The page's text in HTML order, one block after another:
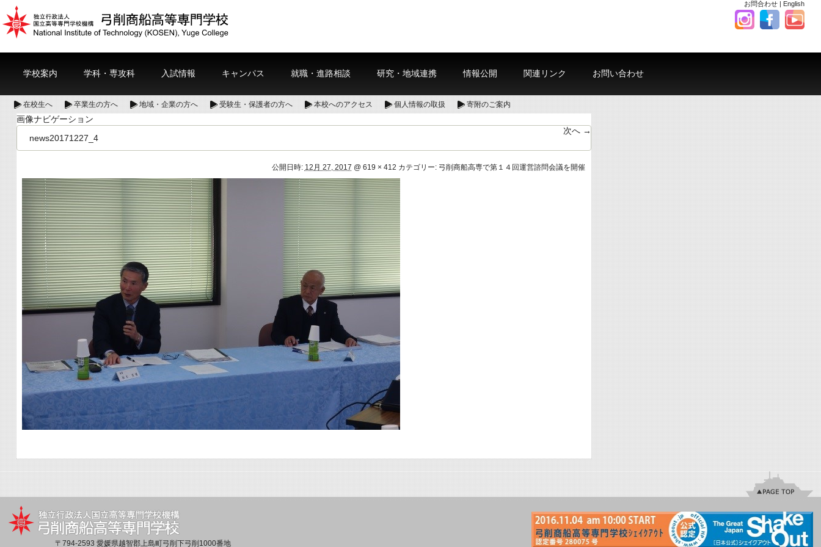
お問合わせ | English
学校案内 学科・専攻科 入試情報 キャンパス 就職・進路相談 研究・地域連携 情報公開 関連リンク お問い合わせ
在校生へ 卒業生の方へ 地域・企業の方へ 受験生・保護者の方へ 本校へのアクセス 個人情報の取扱 寄附のご案内
画像ナビゲーション
次へ →
news20171227_4
公開日時: 12月 27, 2017 @ 619 × 412 カテゴリー: 弓削商船高専で第１４回運営諮問会議を開催
〒794-2593 愛媛県越智郡上島町弓削下弓削1000番地